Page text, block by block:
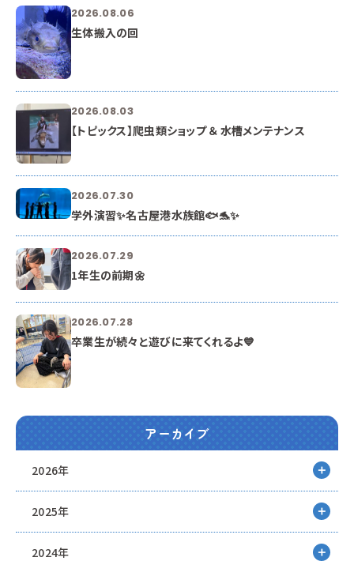
2026.08.06
生体搬入の回
2026.08.03
【トピックス】爬虫類ショップ ＆ 水槽メンテナンス
2026.07.30
学外演習✨名古屋港水族館🐟🐬✨
2026.07.29
1年生の前期🌼
2026.07.28
卒業生が続々と遊びに来てくれるよ💙
アーカイブ
2026年
2025年
2024年